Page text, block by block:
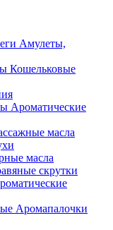
Амулеты,
Кошельковые
Ароматические
масла
масла
скрутки
Аромапалочки